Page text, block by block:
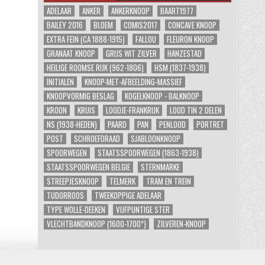
ADELAAR ANKER ANKERKNOOP
BAART1977
BAILEY 2016
BLOEM COMIS2017
CONCAVE KNOOP
EXTRA FEIN (CA 1888-1915)
FALLOU
FLEURON KNOOP
GRANAAT KNOOP
GRIJS WIT ZILVER
HANZESTAD
HEILIGE ROOMSE RIJK (962-1806)
HSM (1837-1938)
INITIALEN
KNOOP-MET-AFBEELDING-MASSIEF
KNOOPVORMIG BESLAG
KOGELKNOOP - BALKNOOP
KROON
KRUIS LOODJE-FRANKRIJK
LOOD TIN 2 DELEN
NS (1938-HEDEN)
PAARD PAN PENLOOD
PORTRET
POST
SCHROEFDRAAD
SJABLOONKNOOP
SPOORWEGEN
STAATSSPOORWEGEN (1863-1938)
STAATSSPOORWEGEN BELGIE
STERNMARKE
STREEPJESKNOOP
TELMERK
TRAM EN TREIN
TUDORROOS
TWEEKOPPIGE ADELAAR
TYPE WOLLE-DEEKEN
VIJFPUNTIGE STER
VLECHTBANDKNOOP (1600-1700*)
ZILVEREN-KNOOP